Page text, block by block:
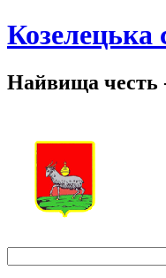
Козелецька
Найвища честь